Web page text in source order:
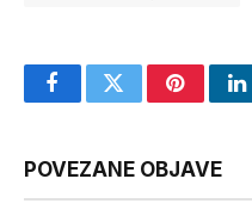
FacebookTwitterPinterest
POVEZANE OBJAVE